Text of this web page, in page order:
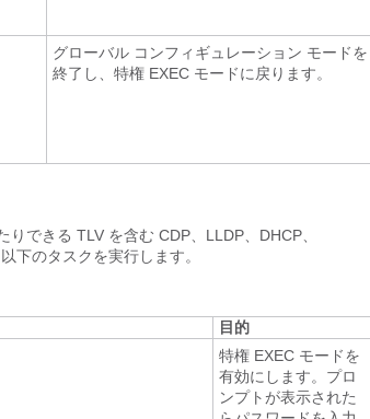
グローバル コンフィギュレーション モードを
終了し、特権 EXEC モードに戻ります。
できる TLV を含む CDP、LLDP、DHCP、
下のタスクを実行します。
目的
特権 EXEC モードを
有効にします。プロ
ンプトが表示された